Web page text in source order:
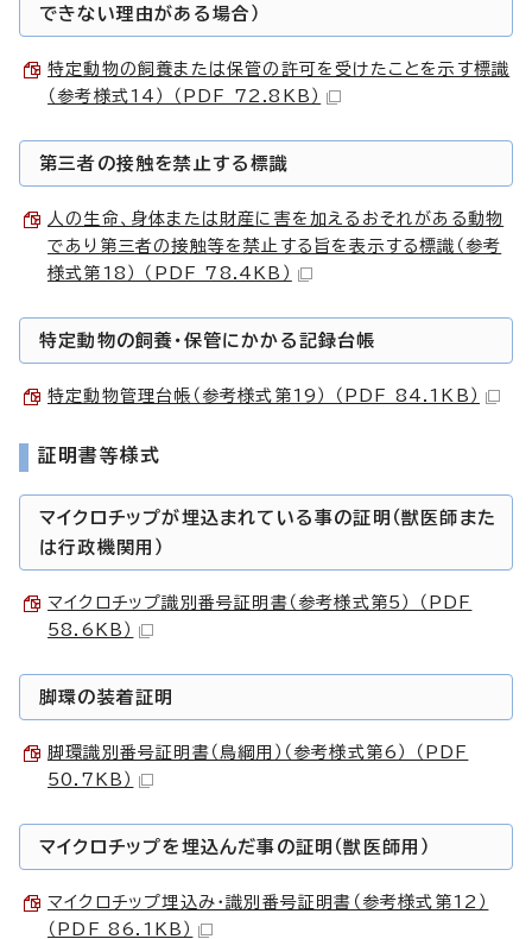
できない理由がある場合）
特定動物の飼養または保管の許可を受けたことを示す標識
（参考様式14） （PDF 72.8KB）
第三者の接触を禁止する標識
人の生命、身体または財産に害を加えるおそれがある動物
であり第三者の接触等を禁止する旨を表示する標識（参考
様式第18） （PDF 78.4KB）
特定動物の飼養・保管にかかる記録台帳
特定動物管理台帳（参考様式第19） （PDF 84.1KB）
証明書等様式
マイクロチップが埋込まれている事の証明（獣医師また
は行政機関用）
マイクロチップ識別番号証明書（参考様式第5） （PDF
58.6KB）
脚環の装着証明
脚環識別番号証明書（鳥綱用）（参考様式第6） （PDF
50.7KB）
マイクロチップを埋込んだ事の証明（獣医師用）
マイクロチップ埋込み・識別番号証明書（参考様式第12）
（PDF 86.1KB）